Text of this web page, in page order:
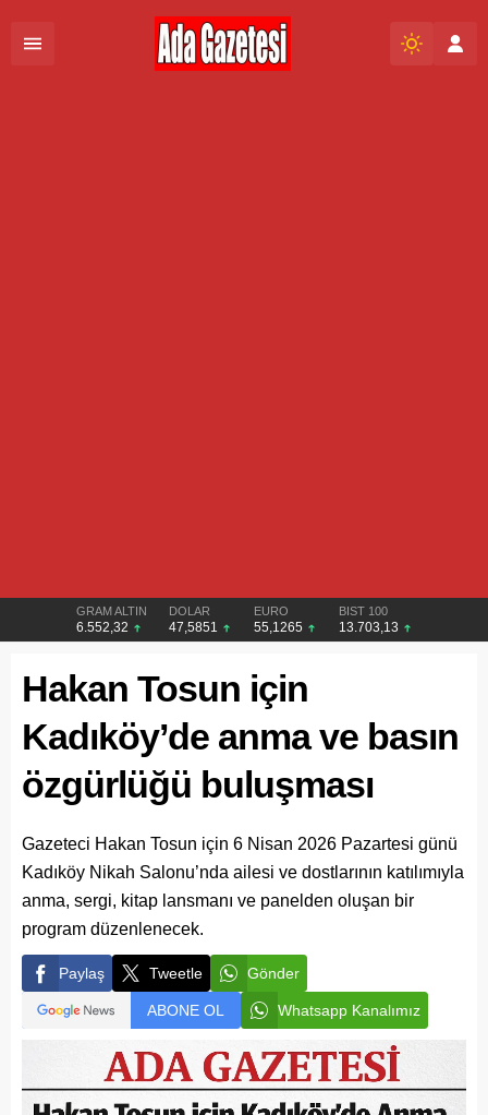
GRAM ALTIN
6.552,32
DOLAR
47,5851
EURO
55,1265
BIST 100
13.703,13
Hakan Tosun için
Kadıköy’de anma ve basın
özgürlüğü buluşması
Gazeteci Hakan Tosun için 6 Nisan 2026 Pazartesi günü
Kadıköy Nikah Salonu’nda ailesi ve dostlarının katılımıyla
anma, sergi, kitap lansmanı ve panelden oluşan bir
program düzenlenecek.
Paylaş Tweetle Gönder
ABONE OL Whatsapp Kanalımız